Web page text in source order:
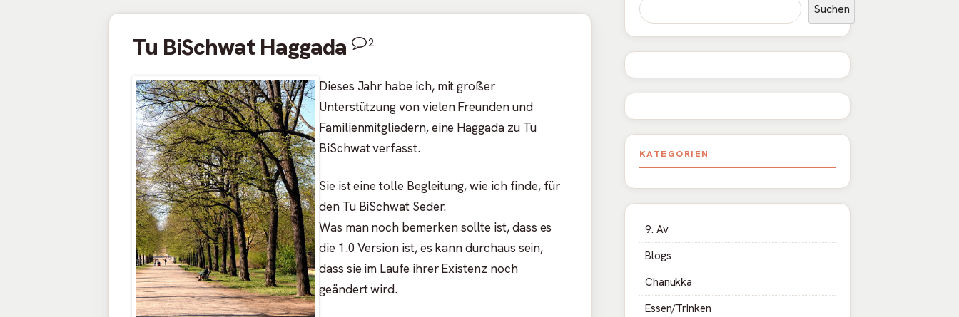
Tu BiSchwat Haggada 2
Dieses Jahr habe ich, mit großer
Unterstützung von vielen Freunden und
Familienmitgliedern, eine Haggada zu Tu
BiSchwat verfasst.
Sie ist eine tolle Begleitung, wie ich finde, für
den Tu BiSchwat Seder.
Was man noch bemerken sollte ist, dass es
die 1.0 Version ist, es kann durchaus sein,
dass sie im Laufe ihrer Existenz noch
geändert wird.
Suchen
KATEGORIEN
9. Av
Blogs
Chanukka
Essen/Trinken